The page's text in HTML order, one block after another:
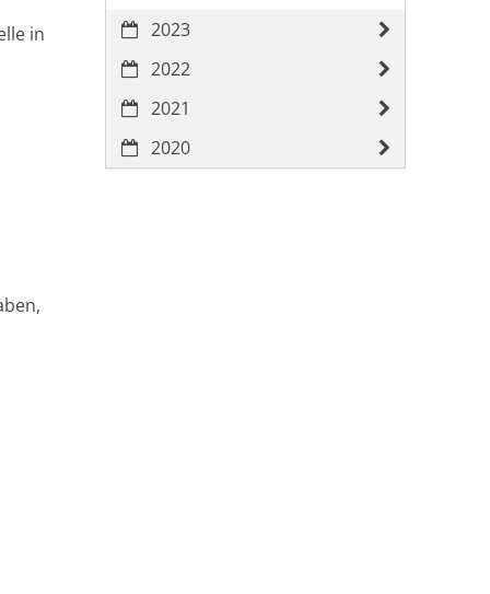
in
2023
2022
2021
2020